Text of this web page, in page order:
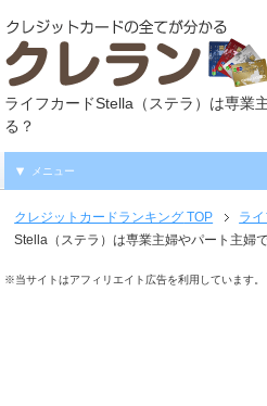
ライフカードStella（ステラ）は専業
る？
メニュー
クレジットカードランキング TOP ラ
Stella（ステラ）は専業主婦やパート主婦
※当サイトはアフィリエイト広告を利用しています。